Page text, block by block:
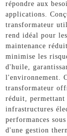
répondre aux
applications.
transformateur
rend idéal pour
maintenance
minimise les
d'huile,
l'environnement.
transformateur
réduit, permettant
infrastructures
performances
d'une gestion